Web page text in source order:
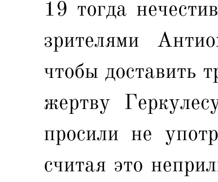
19 тогда
зрителями
чтобы доставить
жертву
просили не
считая это